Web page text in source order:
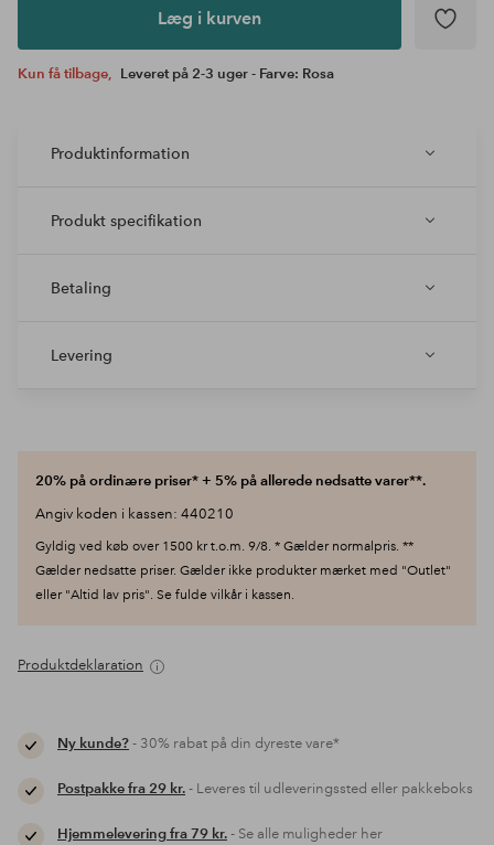
Læg i kurven
Kun få tilbage, Leveret på 2-3 uger - Farve: Rosa
Produktinformation
Produkt specifikation
Betaling
Levering
20% på ordinære priser* + 5% på allerede nedsatte varer**.
Angiv koden i kassen: 440210
Gyldig ved køb over 1500 kr t.o.m. 9/8. * Gælder normalpris. **
Gælder nedsatte priser. Gælder ikke produkter mærket med "Outlet"
eller "Altid lav pris". Se fulde vilkår i kassen.
Produktdeklaration
Ny kunde?- 30% rabat på din dyreste vare*
Postpakke fra 29 kr.- Leveres til udleveringssted eller pakkeboks
Hjemmelevering fra 79 kr.- Se alle muligheder her